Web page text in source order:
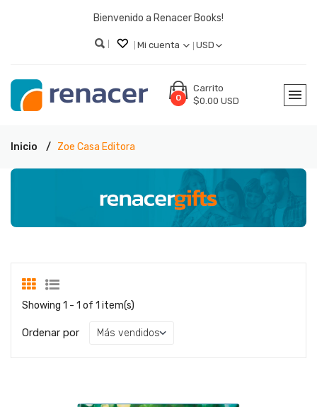
Bienvenido a Renacer Books!
Mi cuenta USD
0
Carrito
$0.00 USD
Inicio Zoe Casa Editora
Showing 1 - 1 of 1 item(s)
Ordenar por